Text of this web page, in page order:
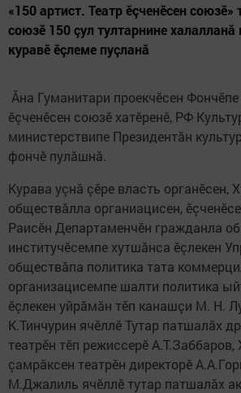
«150 артист. Театр ӗçченӗсен союзӗ»
союзӗ 150 çул тултарнине
куравӗ ӗçлеме пуçланă
Ăна Гуманитари проекчӗсен
ӗçченӗсен союзӗ хатӗренӗ, РФ
министерствипе Президентăн
фончӗ пулăшнă.
Курава уçнă çӗре власть органӗсен,
обществăлла органиацисен,
Раисӗн Департаменчӗн гражданла
институчӗсемпе хутшăнса ӗçлекен
обществӑпа политика тата
организацисемпе шалти политика
ӗçлекен уйрăмăн тӗп канашçи М. Н.
К.Тинчурин ячӗллӗ Тутар патшалӑх
театрӗн тӗп режиссерӗ
çамрăксен театрӗн директорӗ
М.Джалиль ячӗллӗ тутар патшалăх